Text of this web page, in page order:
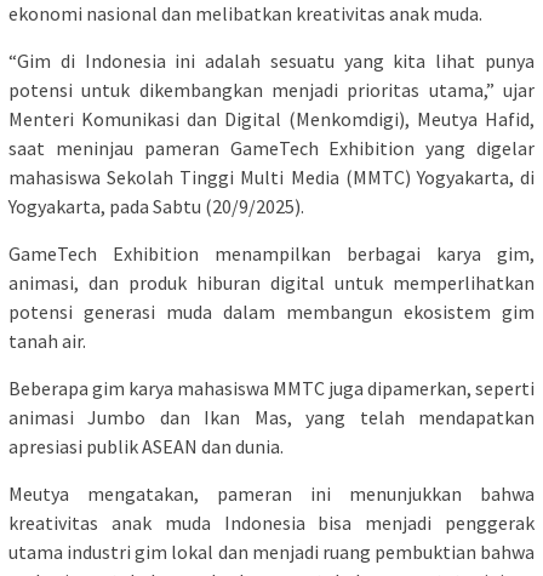
ekonomi nasional dan melibatkan kreativitas anak muda.
“Gim di Indonesia ini adalah sesuatu yang kita lihat punya
potensi untuk dikembangkan menjadi prioritas utama,” ujar
Menteri Komunikasi dan Digital (Menkomdigi), Meutya Hafid,
saat meninjau pameran GameTech Exhibition yang digelar
mahasiswa Sekolah Tinggi Multi Media (MMTC) Yogyakarta, di
Yogyakarta, pada Sabtu (20/9/2025).
GameTech Exhibition menampilkan berbagai karya gim,
animasi, dan produk hiburan digital untuk memperlihatkan
potensi generasi muda dalam membangun ekosistem gim
tanah air.
Beberapa gim karya mahasiswa MMTC juga dipamerkan, seperti
animasi Jumbo dan Ikan Mas, yang telah mendapatkan
apresiasi publik ASEAN dan dunia.
Meutya mengatakan, pameran ini menunjukkan bahwa
kreativitas anak muda Indonesia bisa menjadi penggerak
utama industri gim lokal dan menjadi ruang pembuktian bahwa